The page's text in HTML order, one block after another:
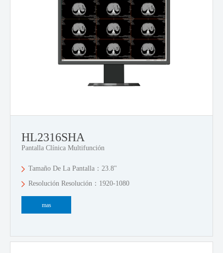
HL2316SHA
Pantalla Clínica Multifunción
Tamaño De La Pantalla：23.8"
Resolución Resolución：1920-1080
mas